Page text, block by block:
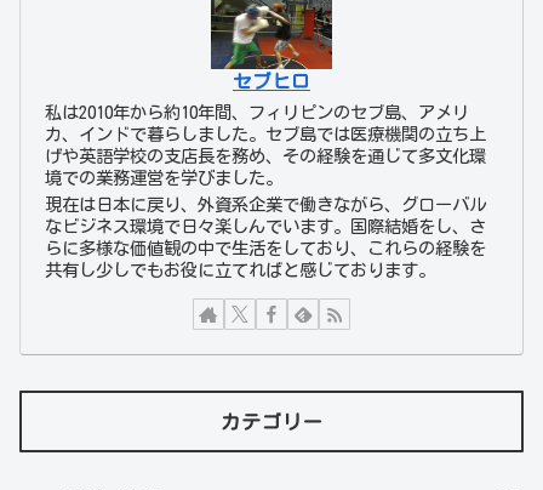
セブヒロ
私は2010年から約10年間、フィリピンのセブ島、アメリ
カ、インドで暮らしました。セブ島では医療機関の立ち上
げや英語学校の支店長を務め、その経験を通じて多文化環
境での業務運営を学びました。
現在は日本に戻り、外資系企業で働きながら、グローバル
なビジネス環境で日々楽しんでいます。国際結婚をし、さ
らに多様な価値観の中で生活をしており、これらの経験を
共有し少しでもお役に立てればと感じております。
カテゴリー